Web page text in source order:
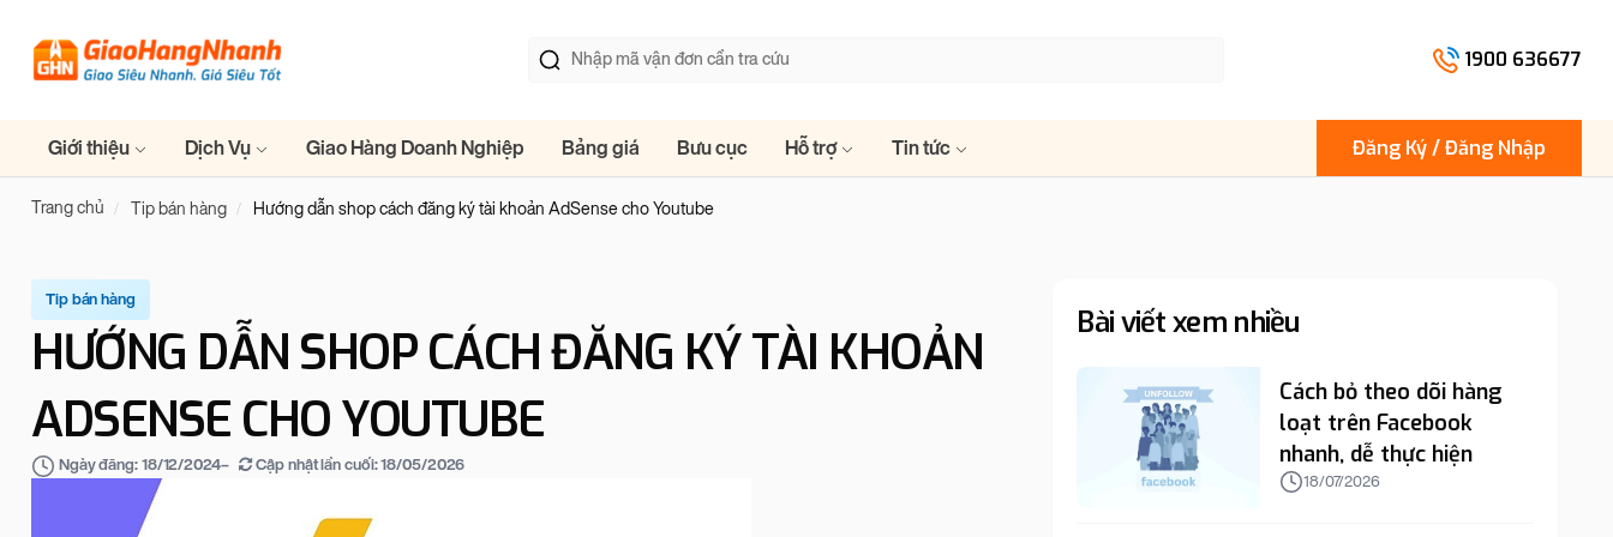
1900 636677
Giới thiệu Dịch Vụ Giao Hàng Doanh Nghiệp Bảng giá Bưu cục Hỗ trợ Tin tức Đăng Ký / Đăng Nhập
Trang chủ Tip bán hàng Hướng dẫn shop cách đăng ký tài khoản AdSense cho Youtube
Tip bán hàng
HƯỚNG DẪN SHOP CÁCH ĐĂNG KÝ TÀI KHOẢN
ADSENSE CHO YOUTUBE
Ngày đăng: 18/12/2024– Cập nhật lần cuối:18/05/2026
Bài viết xem nhiều
Cách bỏ theo dõi hàng
loạt trên Facebook
nhanh, dễ thực hiện
18/07/2026